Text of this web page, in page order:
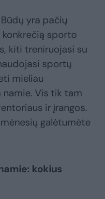
yra pačių
konkrečią sporto
kiti treniruojasi su
sportų
mieliau
Vis tik tam
ir įrangos.
galėtumėte
kokius